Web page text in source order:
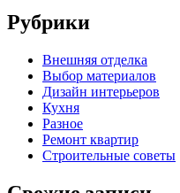
Рубрики
Внешняя отделка
Выбор материалов
Дизайн интерьеров
Кухня
Разное
Ремонт квартир
Строительные советы